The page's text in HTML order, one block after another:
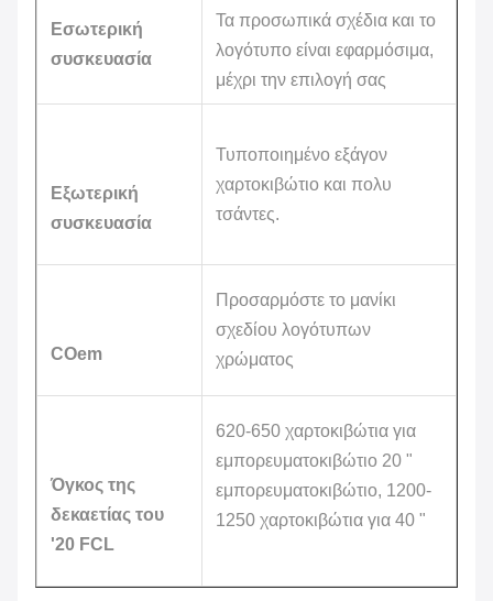
Εσωτερική
συσκευασία
Τα προσωπικά σχέδια και το
λογότυπο είναι εφαρμόσιμα,
μέχρι την επιλογή σας
Εξωτερική
συσκευασία
Τυποποιημένο εξάγον
χαρτοκιβώτιο και πολυ
τσάντες.
COem
Προσαρμόστε το μανίκι
σχεδίου λογότυπων
χρώματος
Όγκος της
δεκαετίας του
'20 FCL
620-650 χαρτοκιβώτια για
εμπορευματοκιβώτιο 20 "
εμπορευματοκιβώτιο, 1200-
1250 χαρτοκιβώτια για 40 "